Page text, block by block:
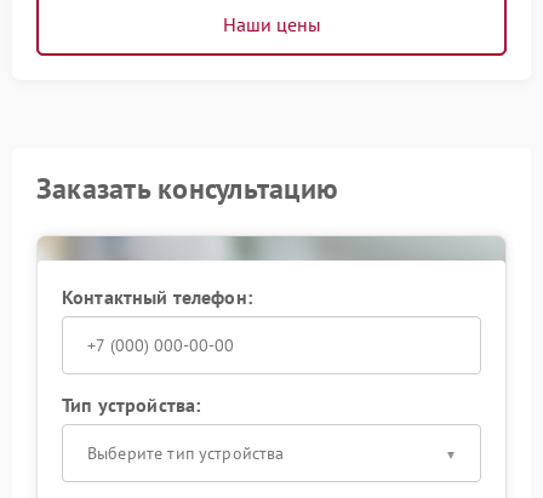
Наши цены
Заказать консультацию
Контактный телефон:
Тип устройства:
Выберите тип устройства